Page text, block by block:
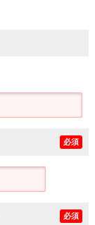
必須
必須